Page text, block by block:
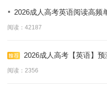
· 2026成人高考英语阅读高频
阅读：42187
2026成人高考【英语】预
阅读：2356